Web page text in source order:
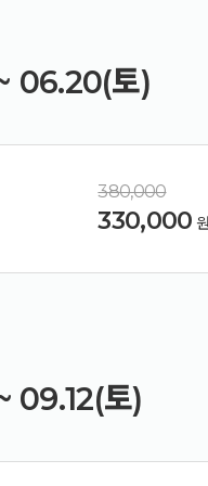
06.20(토)
380,000
330,000 원
09.12(토)